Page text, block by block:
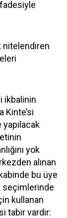
nitelendiren
ikbalinin
Kinte’si
yapılacak
yok
alınan
bu üye
seçimlerinde
kullanan
tabir vardır: